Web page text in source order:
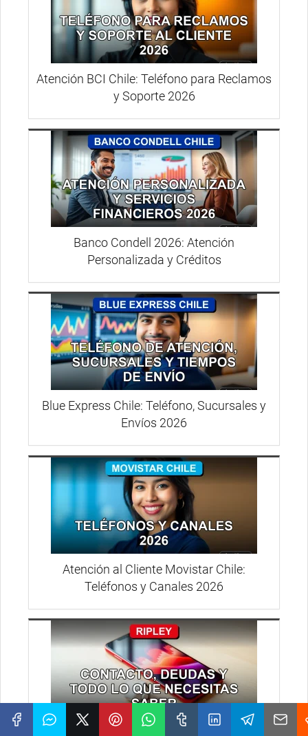
Atención BCI Chile: Teléfono para Reclamos
y Soporte 2026
Banco Condell 2026: Atención
Personalizada y Créditos
Blue Express Chile: Teléfono, Sucursales y
Envíos 2026
Atención al Cliente Movistar Chile:
Teléfonos y Canales 2026